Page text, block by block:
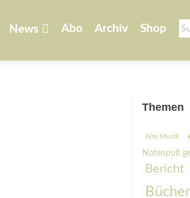
springen
News Abo Archiv Shop
Themen
Alte Musik
Notenpult
Bericht
Bücher